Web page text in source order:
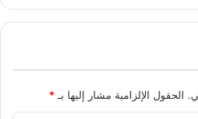
الحقول الإلزامية مشار إليها بـ*